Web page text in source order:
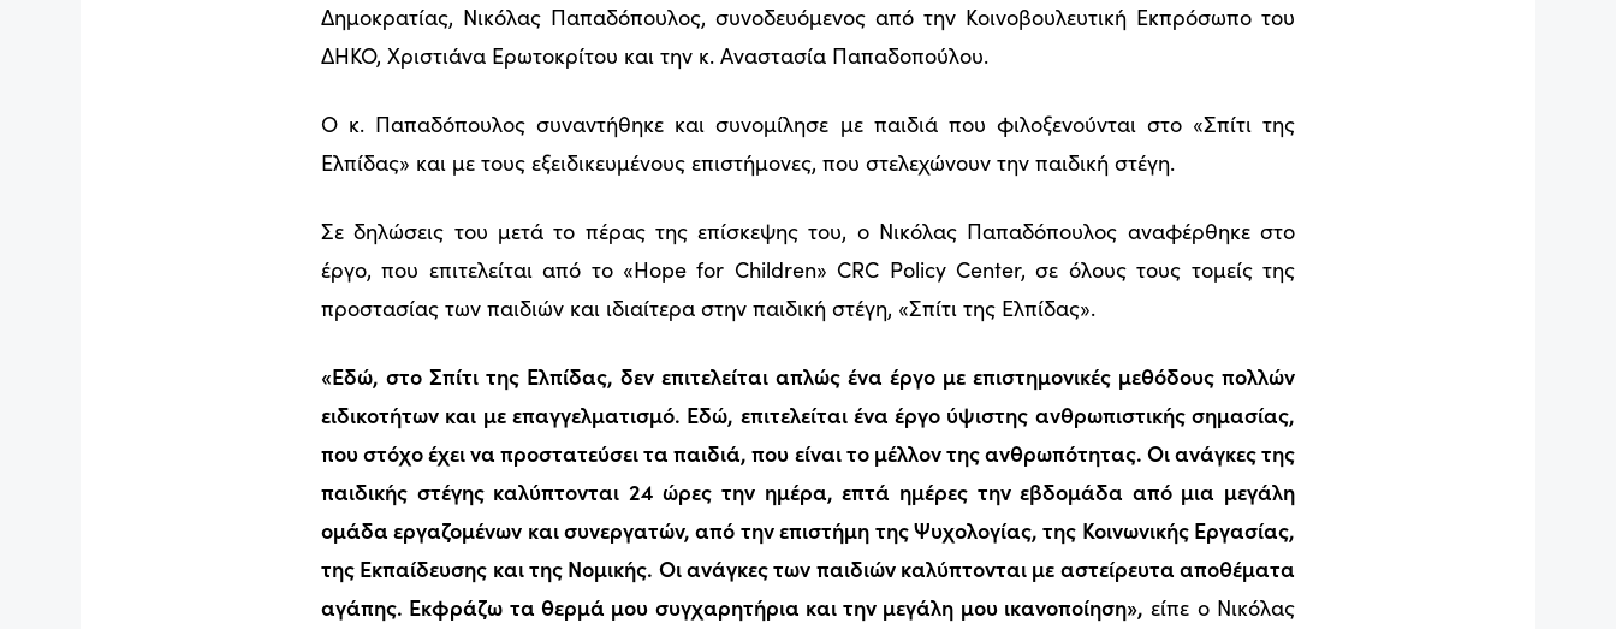
Δημοκρατίας, Νικόλας Παπαδόπουλος, συνοδευόμενος από την Κοινοβουλευτική Εκπρόσωπο του
ΔΗΚΟ, Χριστιάνα Ερωτοκρίτου και την κ. Αναστασία Παπαδοπούλου.
Ο κ. Παπαδόπουλος συναντήθηκε και συνομίλησε με παιδιά που φιλοξενούνται στο «Σπίτι της
Ελπίδας» και με τους εξειδικευμένους επιστήμονες, που στελεχώνουν την παιδική στέγη.
Σε δηλώσεις του μετά το πέρας της επίσκεψης του, ο Νικόλας Παπαδόπουλος αναφέρθηκε στο
έργο, που επιτελείται από το «Hope for Children» CRC Policy Center, σε όλους τους τομείς της
προστασίας των παιδιών και ιδιαίτερα στην παιδική στέγη, «Σπίτι της Ελπίδας».
«Εδώ, στο Σπίτι της Ελπίδας, δεν επιτελείται απλώς ένα έργο με επιστημονικές μεθόδους πολλών
ειδικοτήτων και με επαγγελματισμό. Εδώ, επιτελείται ένα έργο ύψιστης ανθρωπιστικής σημασίας,
που στόχο έχει να προστατεύσει τα παιδιά, που είναι το μέλλον της ανθρωπότητας. Οι ανάγκες της
παιδικής στέγης καλύπτονται 24 ώρες την ημέρα, επτά ημέρες την εβδομάδα από μια μεγάλη
ομάδα εργαζομένων και συνεργατών, από την επιστήμη της Ψυχολογίας, της Κοινωνικής Εργασίας,
της Εκπαίδευσης και της Νομικής. Οι ανάγκες των παιδιών καλύπτονται με αστείρευτα αποθέματα
αγάπης. Εκφράζω τα θερμά μου συγχαρητήρια και την μεγάλη μου ικανοποίηση», είπε ο Νικόλας